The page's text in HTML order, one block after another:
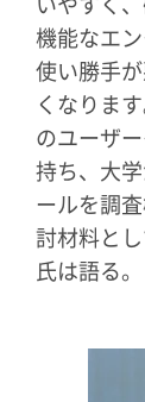
いやすく
機能なエ
使い勝手
くなりま
のユーザ
持ち、大
ールを調
討材料と
氏は語る。